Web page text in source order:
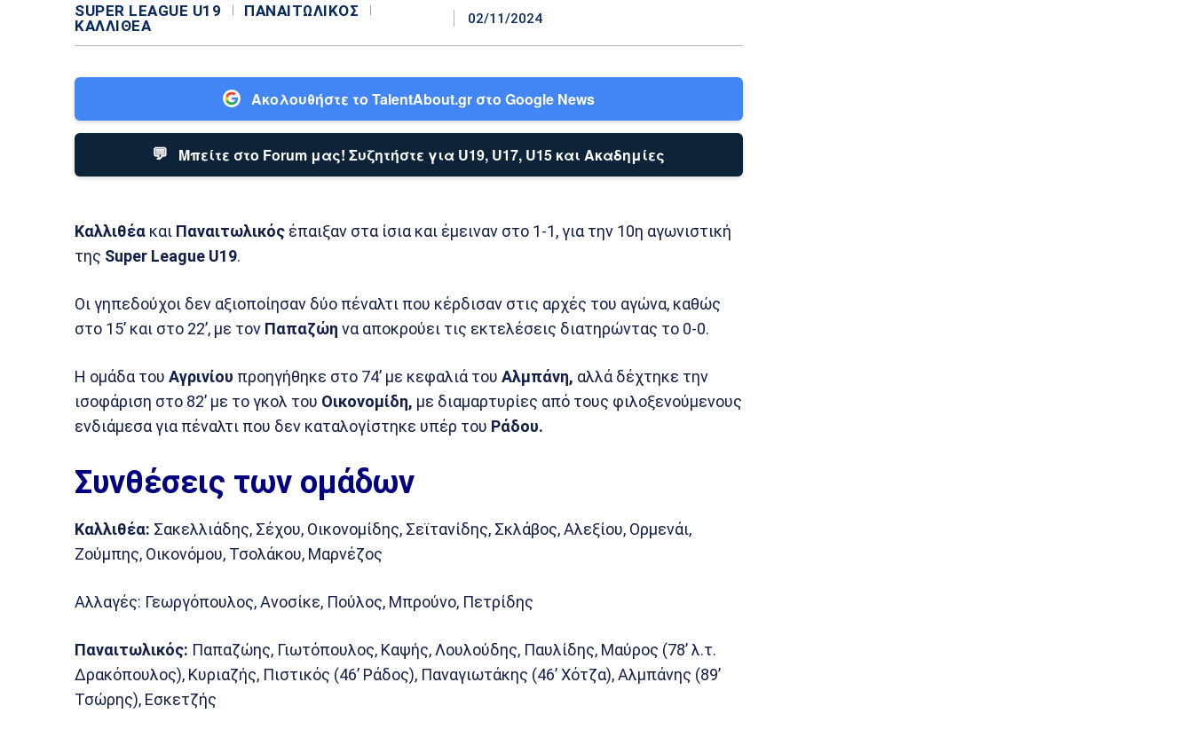
SUPER LEAGUE U19
ΠΑΝΑΙΤΩΛΙΚΌΣ
ΚΑΛΛΙΘΈΑ
02/11/2024
Ακολουθήστε το TalentAbout.gr στο Google News
💬 Μπείτε στο Forum μας! Συζητήστε για U19, U17, U15 και Ακαδημίες
Καλλιθέα και Παναιτωλικός έπαιξαν στα ίσια και έμειναν στο 1-1, για την 10η αγωνιστική
της Super League U19.
Οι γηπεδούχοι δεν αξιοποίησαν δύο πέναλτι που κέρδισαν στις αρχές του αγώνα, καθώς
στο 15’ και στο 22’, με τον Παπαζώη να αποκρούει τις εκτελέσεις διατηρώντας το 0-0.
Η ομάδα του Αγρινίου προηγήθηκε στο 74’ με κεφαλιά του Αλμπάνη, αλλά δέχτηκε την
ισοφάριση στο 82’ με το γκολ του Οικονομίδη, με διαμαρτυρίες από τους φιλοξενούμενους
ενδιάμεσα για πέναλτι που δεν καταλογίστηκε υπέρ του Ράδου.
Συνθέσεις των ομάδων
Καλλιθέα: Σακελλιάδης, Σέχου, Οικονομίδης, Σεϊτανίδης, Σκλάβος, Αλεξίου, Ορμενάι,
Ζούμπης, Οικονόμου, Τσολάκου, Μαρνέζος
Αλλαγές: Γεωργόπουλος, Ανοσίκε, Πούλος, Μπρούνο, Πετρίδης
Παναιτωλικός: Παπαζώης, Γιωτόπουλος, Καψής, Λουλούδης, Παυλίδης, Μαύρος (78’ λ.τ.
Δρακόπουλος), Κυριαζής, Πιστικός (46’ Ράδος), Παναγιωτάκης (46’ Χότζα), Αλμπάνης (89’
Τσώρης), Εσκετζής